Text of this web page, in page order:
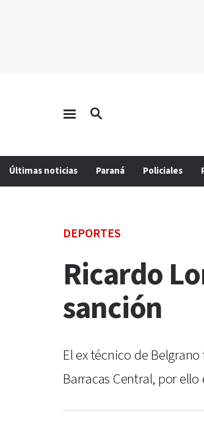
Últimas noticias Paraná Policiales
DEPORTES
Ricardo
sanción
El ex técnico de
Barracas Central, por